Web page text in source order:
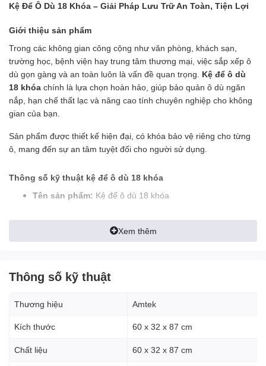
Kệ Để Ô Dù 18 Khóa – Giải Pháp Lưu Trữ An Toàn, Tiện Lợi
Giới thiệu sản phẩm
Trong các không gian công cộng như văn phòng, khách sạn,
trường học, bệnh viện hay trung tâm thương mại, việc sắp xếp ô
dù gọn gàng và an toàn luôn là vấn đề quan trọng. Kệ để ô dù
18 khóa chính là lựa chọn hoàn hảo, giúp bảo quản ô dù ngăn
nắp, hạn chế thất lạc và nâng cao tính chuyên nghiệp cho không
gian của bạn.
Sản phẩm được thiết kế hiện đại, có khóa bảo vệ riêng cho từng
ô, mang đến sự an tâm tuyệt đối cho người sử dụng.
Thông số kỹ thuật kệ để ô dù 18 khóa
Tên sản phẩm: Kệ để ô dù 18 khóa
Kích thước:60 x 32 x 87 cm
Chất liệu:Thép sơn tĩnh điện kết hợp nhựa cao cấp, bền
Màu sắc:Đen + ghi sang trọng, dễ phối hợp với không
Xuất xứ:
Xem thêm
Thông số kỹ thuật
Thương hiệu Amtek
Kích thước 60 x 32 x 87 cm
Chất liệu 60 x 32 x 87 cm